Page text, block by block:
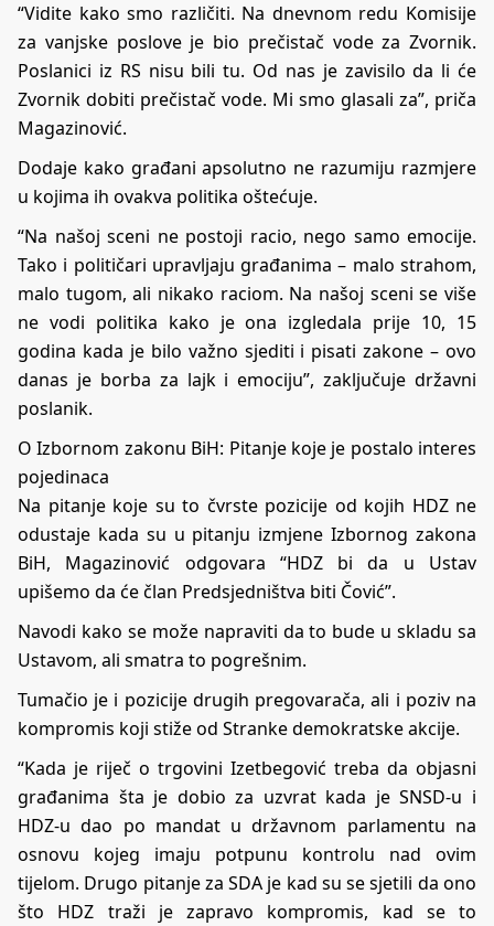
“Vidite kako smo različiti. Na dnevnom redu Komisije
za vanjske poslove je bio prečistač vode za Zvornik.
Poslanici iz RS nisu bili tu. Od nas je zavisilo da li će
Zvornik dobiti prečistač vode. Mi smo glasali za”, priča
Magazinović.
Dodaje kako građani apsolutno ne razumiju razmjere
u kojima ih ovakva politika oštećuje.
“Na našoj sceni ne postoji racio, nego samo emocije.
Tako i političari upravljaju građanima – malo strahom,
malo tugom, ali nikako raciom. Na našoj sceni se više
ne vodi politika kako je ona izgledala prije 10, 15
godina kada je bilo važno sjediti i pisati zakone – ovo
danas je borba za lajk i emociju”, zaključuje državni
poslanik.
O Izbornom zakonu BiH: Pitanje koje je postalo interes
pojedinaca
Na pitanje koje su to čvrste pozicije od kojih HDZ ne
odustaje kada su u pitanju izmjene Izbornog zakona
BiH, Magazinović odgovara “HDZ bi da u Ustav
upišemo da će član Predsjedništva biti Čović”.
Navodi kako se može napraviti da to bude u skladu sa
Ustavom, ali smatra to pogrešnim.
Tumačio je i pozicije drugih pregovarača, ali i poziv na
kompromis koji stiže od Stranke demokratske akcije.
“Kada je riječ o trgovini Izetbegović treba da objasni
građanima šta je dobio za uzvrat kada je SNSD-u i
HDZ-u dao po mandat u državnom parlamentu na
osnovu kojeg imaju potpunu kontrolu nad ovim
tijelom. Drugo pitanje za SDA je kad su se sjetili da ono
što HDZ traži je zapravo kompromis, kad se to